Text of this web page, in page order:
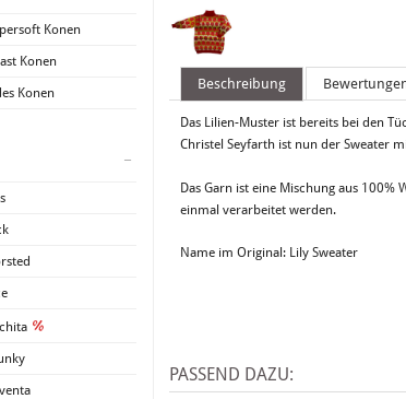
Konen
Konen
Konen
Beschreibung
Das Lilien-Muster ist bereits bei den
Christel Seyfarth ist nun der Sweater
Das Garn ist eine Mischung aus
einmal verarbeitet werden.
Name im Original: Lily Sweater
PASSEND DAZU: